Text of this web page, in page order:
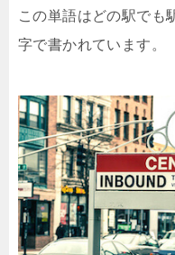
この単語はどの駅でも
字で書かれています。